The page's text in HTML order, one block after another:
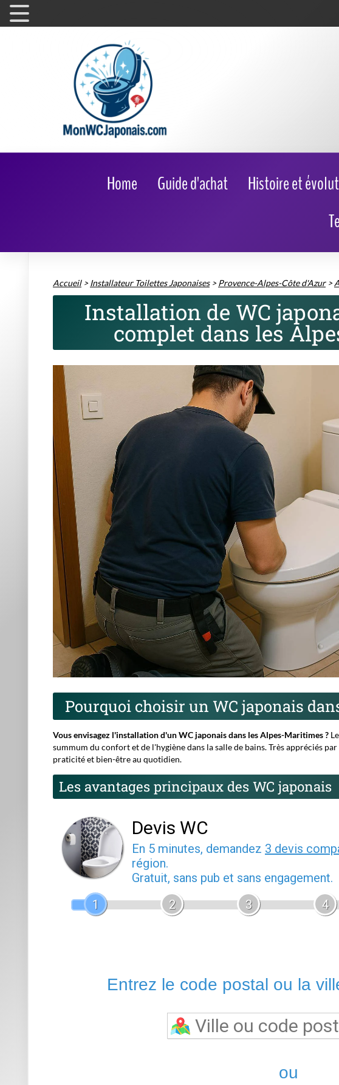
Home Guide d'achat Histoire et
Accueil>Installateur Toilettes Japonaises>Provence-Alpes-Côte d'Azur>
Installation de WC
complet dans les
Pourquoi choisir un WC japonais
Vous envisagez l'installation d'un WC japonais dans les Alpes-Maritimes ?
summum du confort et de l'hygiène dans la salle de bains. Très appréciés
praticité et bien-être au quotidien.
Les avantages principaux des WC japonais
Devis WC
En 5 minutes, demandez 3 devis
région.
Gratuit, sans pub et sans engagement.
1
2 3 4
Entrez le code postal ou la
ou